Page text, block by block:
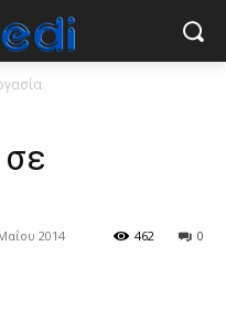
2014 0
462